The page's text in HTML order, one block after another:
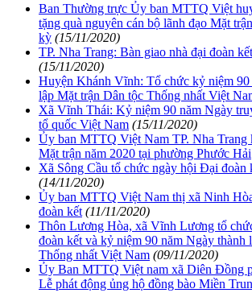
Ban Thường trực Ủy ban MTTQ Việt
tặng quà nguyên cán bộ lãnh đạo Mặt
kỳ (15/11/2020)
TP. Nha Trang: Bàn giao nhà đại đoàn
(15/11/2020)
Huyện Khánh Vĩnh: Tổ chức kỷ niệm 90
lập Mặt trận Dân tộc Thống nhất Việt
Xã Vĩnh Thái: Kỷ niệm 90 năm Ngày
tổ quốc Việt Nam (15/11/2020)
Ủy ban MTTQ Việt Nam TP. Nha Trang
Mặt trận năm 2020 tại phường Phước Hải
Xã Sông Cầu tổ chức ngày hội Đại đoàn
(14/11/2020)
Ủy ban MTTQ Việt Nam thị xã Ninh
đoàn kết (11/11/2020)
Thôn Lương Hòa, xã Vĩnh Lương tổ
đoàn kết và kỷ niệm 90 năm Ngày thành
Thống nhất Việt Nam (09/11/2020)
Ủy Ban MTTQ Việt nam xã Diên Đồng
Lễ phát động ủng hộ đồng bào Miền